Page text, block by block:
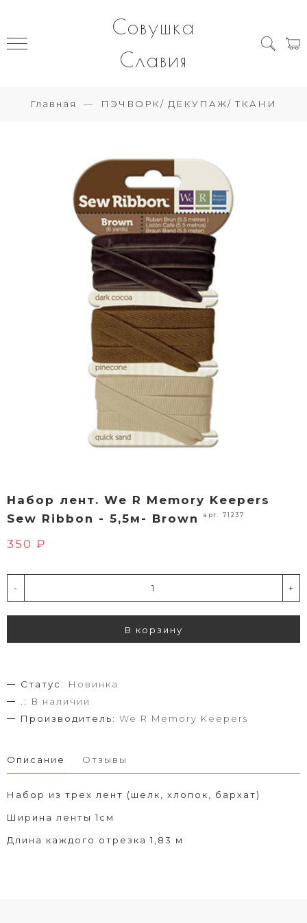
Совушка
Славия
Главная ПЭЧВОРК/ ДЕКУПАЖ/ ТКАНИ
Набор лент. We R Memory Keepers
Sew Ribbon - 5,5м- Brown
арт. 71237
350 ₽
- +
В корзину
Статус:
Новинка
.:
В наличии
Производитель: We R Memory Keepers
Описание Отзывы
Набор из трех лент (шелк, хлопок, бархат)
Ширина ленты 1см
Длина каждого отрезка 1,83 м